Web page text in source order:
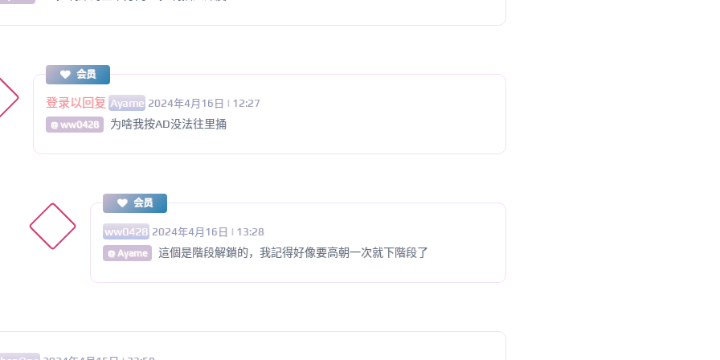
会员
登录以回复 Ayame 2024年4月16日 | 12:27
@ ww0428 为啥我按AD没法往里捅
会员
ww0428 2024年4月16日 | 13:28
@ Ayame 這個是階段解鎖的，我記得好像要高朝一次就下階段了